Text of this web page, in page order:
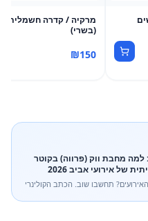
(בשרי)
₪150
מחבת ווק (פרווה) בקוטר
תחשבו שוב. הכתב הקולינרי